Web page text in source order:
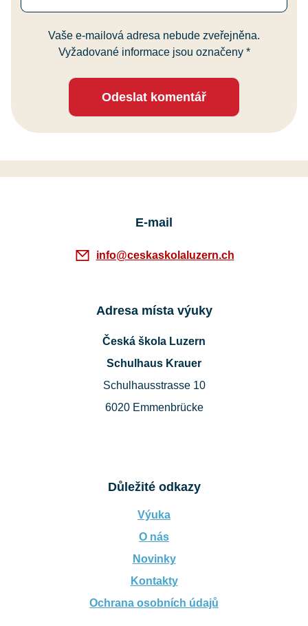
Vaše e-mailová adresa nebude zveřejněna.
Vyžadované informace jsou označeny *
Odeslat komentář
E-mail
info@ceskaskolaluzern.ch
Adresa místa výuky
Česká škola Luzern
Schulhaus Krauer
Schulhausstrasse 10
6020 Emmenbrücke
Důležité odkazy
Výuka
O nás
Novinky
Kontakty
Ochrana osobních údajů